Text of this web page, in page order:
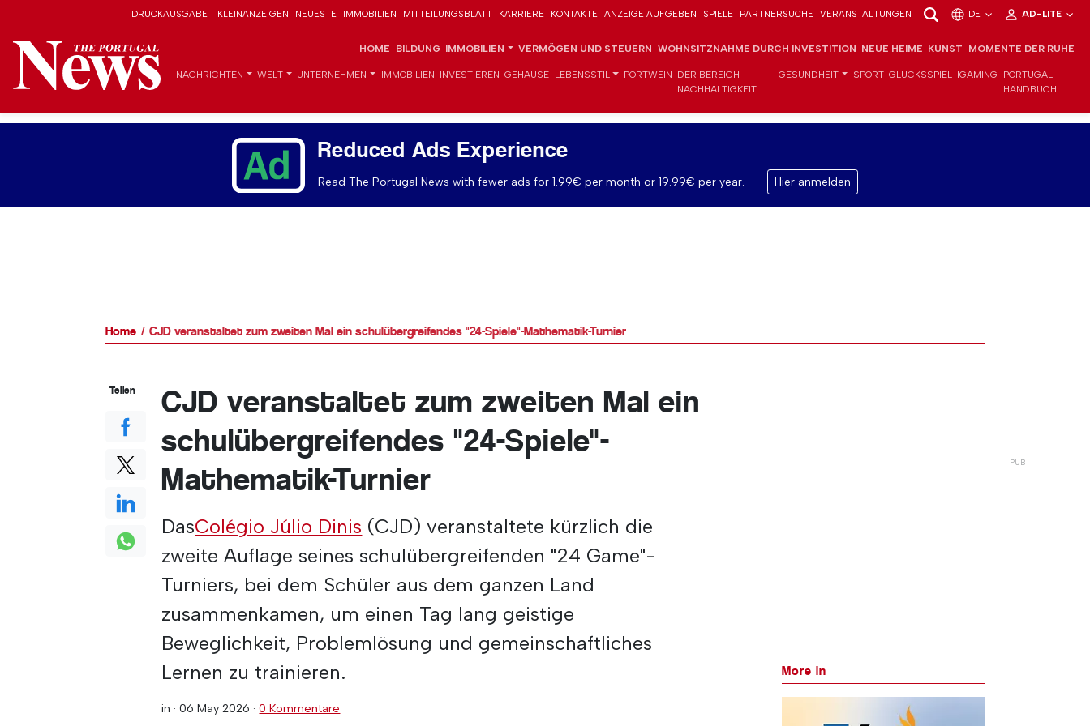
DRUCKAUSGABE KLEINANZEIGEN NEUESTE IMMOBILIEN MITTEILUNGSBLATT KARRIERE KONTAKTE ANZEIGE AUFGEBEN SPIELE PARTNERSUCHE VERANSTALTUNGEN DE AD-LITE
HOME BILDUNG IMMOBILIEN VERMÖGEN UND STEUERN WOHNSITZNAHME DURCH INVESTITION NEUE HEIME KUNST MOMENTE DER RUHE
NACHRICHTEN WELT UNTERNEHMEN IMMOBILIEN INVESTIEREN GEHÄUSE LEBENSSTIL PORTWEIN DER BEREICH
NACHHALTIGKEIT
GESUNDHEIT SPORT GLÜCKSSPIEL IGAMING
PORTUGAL-
HANDBUCH
Reduced Ads Experience
Read The Portugal News with fewer ads for 1.99€ per month or 19.99€ per year. Hier anmelden
Home CJD veranstaltet zum zweiten Mal ein schulübergreifendes "24-Spiele"-Mathematik-Turnier
CJD veranstaltet zum zweiten Mal ein
schulübergreifendes "24-Spiele"-
Mathematik-Turnier
DasColégio Júlio Dinis (CJD) veranstaltete kürzlich die
zweite Auflage seines schulübergreifenden "24 Game"-
Turniers, bei dem Schüler aus dem ganzen Land
zusammenkamen, um einen Tag lang geistige
Beweglichkeit, Problemlösung und gemeinschaftliches
Lernen zu trainieren.
in ·06 May 2026 ·0 Kommentare
Teilen
More in